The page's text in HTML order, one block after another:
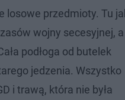
losowe przedmioty. Tu
wojny secesyjnej, a
podłoga od butelek
jedzenia. Wszystko
i trawą, która nie była